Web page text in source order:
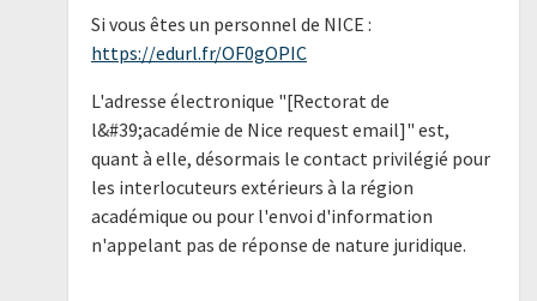
Si vous êtes un personnel de NICE :
https://edurl.fr/OF0gOPIC
L'adresse électronique "[Rectorat de
l&#39;académie de Nice request email]" est,
quant à elle, désormais le contact privilégié pour
les interlocuteurs extérieurs à la région
académique ou pour l'envoi d'information
n'appelant pas de réponse de nature juridique.